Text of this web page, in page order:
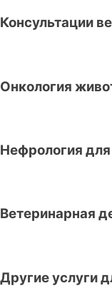
Консультации
Онкология
Нефрология
Ветеринарная
Другие услуги